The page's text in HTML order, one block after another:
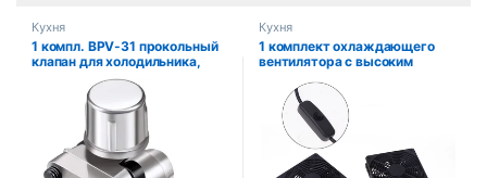
Кухня
1 компл. BPV-31 прокольный
клапан для холодильника,
картридж, пирсинг клапана,
линия крана, кран для HVAC,
линия кондиционера, кран,
Кухня
1 комплект охлаждающего
вентилятора с высоким
маршрутизатора, модема-
приемника, 120 мм, 12 В
постоянного тока, USB-
вентиляторы для
маршрутизатора с
переключателем кабеля